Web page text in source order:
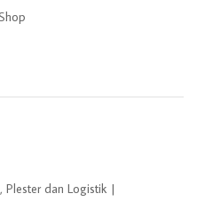
Plester dan Logistik